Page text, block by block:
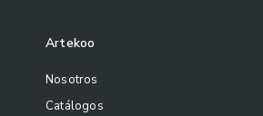
Artekoo
Nosotros
Catálogos